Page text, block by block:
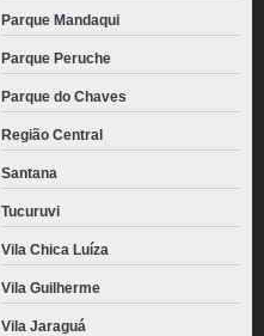
Parque Mandaqui
Parque Peruche
Parque do Chaves
Região Central
Santana
Tucuruvi
Vila Chica Luíza
Vila Guilherme
Vila Jaraguá